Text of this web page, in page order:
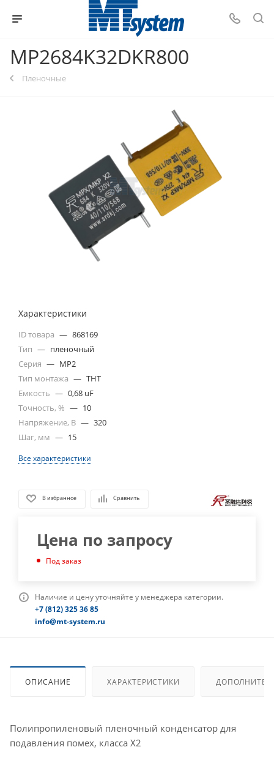
MP2684K32DKR800
Пленочные
Характеристики
ID товара — 868169
Тип — пленочный
Серия — MP2
Тип монтажа — THT
Емкость — 0,68 uF
Точность, % — 10
Напряжение, В — 320
Шаг, мм — 15
Все характеристики
В избранное Сравнить
Цена по запросу
Под заказ
Наличие и цену уточняйте у менеджера категории.
+7 (812) 325 36 85
info@mt-system.ru
ОПИСАНИЕ ХАРАКТЕРИСТИКИ
Полипропиленовый пленочный конденсатор для
подавления помех, класса X2